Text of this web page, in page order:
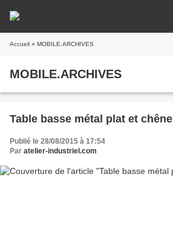
Accueil » MOBILE.ARCHIVES
MOBILE.ARCHIVES
Table basse métal plat et chêne
Publié le 28/08/2015 à 17:54
Par atelier-industriel.com